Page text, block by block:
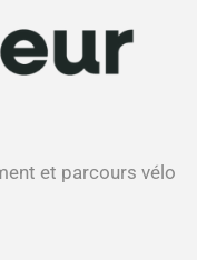
et parcours vélo